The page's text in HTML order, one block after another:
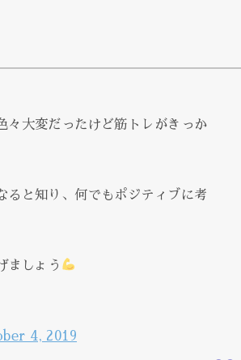
々大変だったけど筋トレがきっか
ると知り、何でもポジティブに考
ましょう
4, 2019